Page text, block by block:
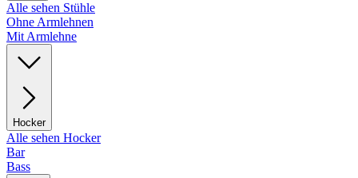
Alle sehen Stühle
Ohne Armlehnen
Mit Armlehne
Hocker
Alle sehen Hocker
Bar
Bass